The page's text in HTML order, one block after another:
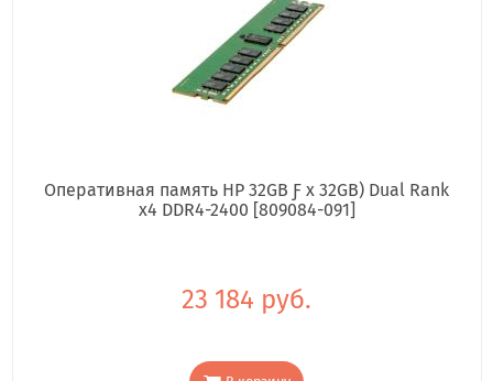
Оперативная память HP 32GB Ƒ x 32GB) Dual Rank
x4 DDR4-2400 [809084-091]
23 184 руб.